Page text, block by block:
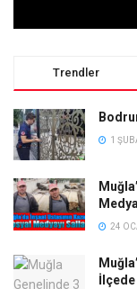
Trendler
1
24
İlçede